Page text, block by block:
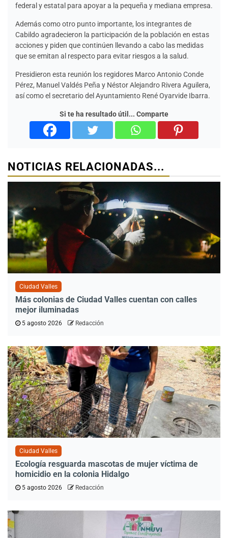
federal y estatal para apoyar a la pequeña y mediana empresa.
Además como otro punto importante, los integrantes de
Cabildo agradecieron la participación de la población en estas
acciones y piden que continúen llevando a cabo las medidas
que se emitan al respecto para evitar riesgos a la salud.
Presidieron esta reunión los regidores Marco Antonio Conde
Pérez, Manuel Valdés Peña y Néstor Alejandro Rivera Aguilera,
así como el secretario del Ayuntamiento René Oyarvide Ibarra.
Si te ha resultado útil... Comparte
NOTICIAS RELACIONADAS...
Ciudad Valles
Más colonias de Ciudad Valles cuentan con calles
mejor iluminadas
5 agosto 2026 Redacción
Ciudad Valles
Ecología resguarda mascotas de mujer víctima de
homicidio en la colonia Hidalgo
5 agosto 2026 Redacción